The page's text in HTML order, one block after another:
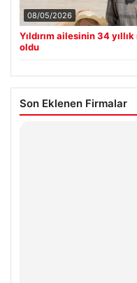
08/05/2026
Yıldırım ailesinin 34
oldu
Son Eklenen Firmalar